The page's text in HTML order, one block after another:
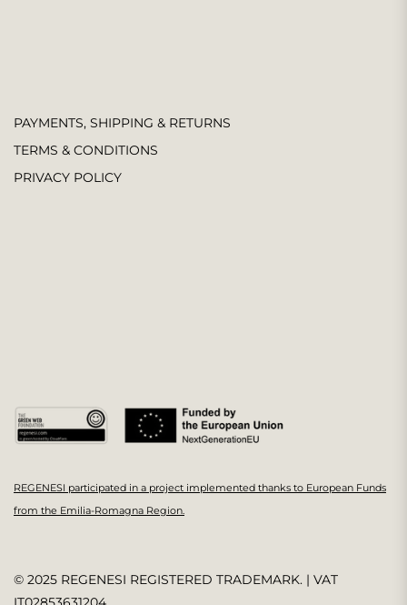
PAYMENTS, SHIPPING & RETURNS
TERMS & CONDITIONS
PRIVACY POLICY
REGENESI participated in a project implemented thanks to European Funds
from the Emilia-Romagna Region.
© 2025 REGENESI REGISTERED TRADEMARK. | VAT